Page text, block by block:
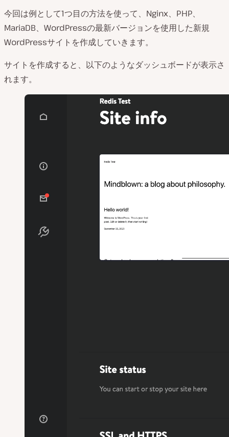
今回は例として1つ目の方法を使って、Nginx、PHP、
MariaDB、WordPressの最新バージョンを使用した新規
WordPressサイトを作成していきます。
サイトを作成すると、以下のようなダッシュボードが表示さ
れます。